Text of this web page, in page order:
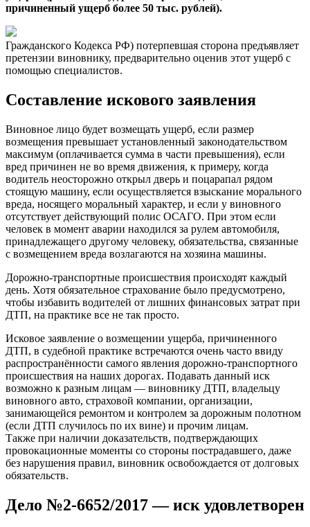
причиненный ущерб более 50 тыс. рублей).
Гражданского Кодекса РФ) потерпевшая сторона предъявляет
претензии виновнику, предварительно оценив этот ущерб с
помощью специалистов.
Составление искового заявления
Виновное лицо будет возмещать ущерб, если размер
возмещения превышает установленный законодательством
максимум (оплачивается сумма в части превышения), если
вред причинен не во время движения, к примеру, когда
водитель неосторожно открыл дверь и поцарапал рядом
стоящую машину, если осуществляется взыскание морального
вреда, носящего моральный характер, и если у виновного
отсутствует действующий полис ОСАГО. При этом если
человек в момент аварии находился за рулем автомобиля,
принадлежащего другому человеку, обязательства, связанные
с возмещением вреда возлагаются на хозяина машины.
Дорожно-транспортные происшествия происходят каждый
день. Хотя обязательное страхование было предусмотрено,
чтобы избавить водителей от лишних финансовых затрат при
ДТП, на практике все не так просто.
Исковое заявление о возмещении ущерба, причиненного
ДТП, в судебной практике встречаются очень часто ввиду
распространённости самого явления дорожно-транспортного
происшествия на наших дорогах. Подавать данный иск
возможно к разным лицам — виновнику ДТП, владельцу
виновного авто, страховой компании, организации,
занимающейся ремонтом и контролем за дорожным полотном
(если ДТП случилось по их вине) и прочим лицам.
Также при наличии доказательств, подтверждающих
провокационные моменты со стороны пострадавшего, даже
без нарушения правил, виновник освобождается от долговых
обязательств.
Дело №2-6652/2017 — иск удовлетворен